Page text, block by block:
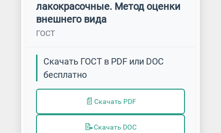
лакокрасочные. Метод оценки
внешнего вида
ГОСТ
Скачать ГОСТ в PDF или DOC
бесплатно
📄 Скачать PDF
📝Скачать DOC